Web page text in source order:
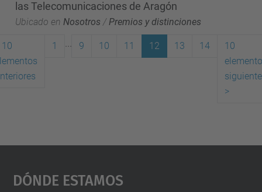
las Telecomunicaciones de Aragón
Ubicado en Nosotros /Premios y distinciones
10
1 9 10 11 12 13 14
10
>
Dónde Estamos